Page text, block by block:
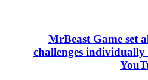
MrBeast Game set
challenges